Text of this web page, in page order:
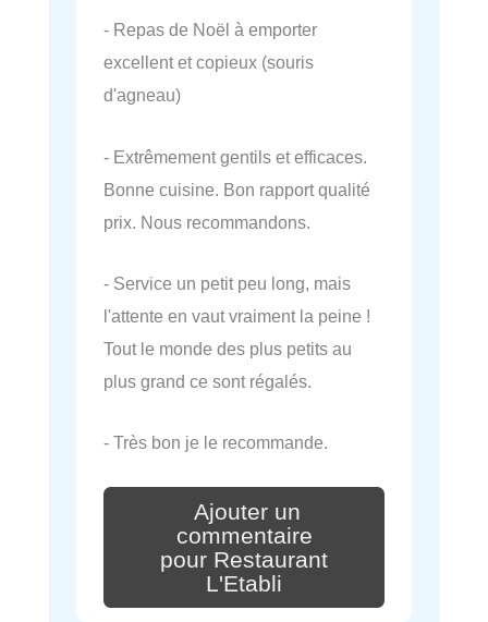
- Repas de Noël à emporter
excellent et copieux (souris
d'agneau)
- Extrêmement gentils et efficaces.
Bonne cuisine. Bon rapport qualité
prix. Nous recommandons.
- Service un petit peu long, mais
l'attente en vaut vraiment la peine !
Tout le monde des plus petits au
plus grand ce sont régalés.
- Très bon je le recommande.
Ajouter un
commentaire
pour Restaurant
L'Etabli